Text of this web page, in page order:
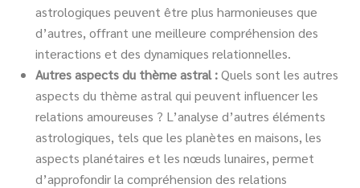
astrologiques peuvent être plus harmonieuses que
d’autres, offrant une meilleure compréhension des
interactions et des dynamiques relationnelles.
Autres aspects du thème astral :Quels sont les autres
aspects du thème astral qui peuvent influencer les
relations amoureuses ? L’analyse d’autres éléments
astrologiques, tels que les planètes en maisons, les
aspects planétaires et les nœuds lunaires, permet
d’approfondir la compréhension des relations